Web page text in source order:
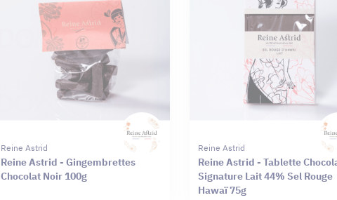
Reine Astrid
Reine Astrid - Gingembrettes
Chocolat Noir 100g
Reine Astrid
Reine Astrid - Tablette
Signature Lait 44% Sel Rouge
Hawaï 75g